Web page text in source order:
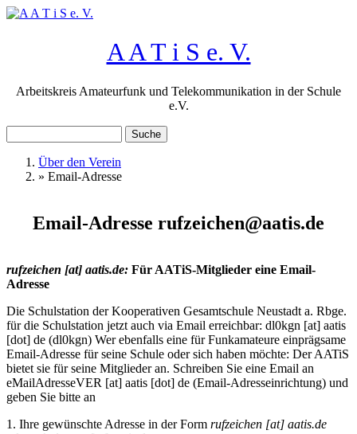
Direkt zum Inhalt
A A T i S e. V.
Arbeitskreis Amateurfunk und Telekommunikation in der Schule
e.V.
Suchformular
Sie sind hier
Über den Verein
» Email-Adresse
Email-Adresse rufzeichen@aatis.de
rufzeichen [at] aatis.de: Für AATiS-Mitglieder eine Email-
Adresse
Die Schulstation der Kooperativen Gesamtschule Neustadt a. Rbge.
für die Schulstation jetzt auch via Email erreichbar: dl0kgn [at] aatis
[dot] de (dl0kgn) Wer ebenfalls eine für Funkamateure einprägsame
Email-Adresse für seine Schule oder sich haben möchte: Der AATiS
bietet sie für seine Mitglieder an. Schreiben Sie eine Email an
eMailAdresseVER [at] aatis [dot] de (Email-Adresseinrichtung) und
geben Sie bitte an
1. Ihre gewünschte Adresse in der Form rufzeichen [at] aatis.de